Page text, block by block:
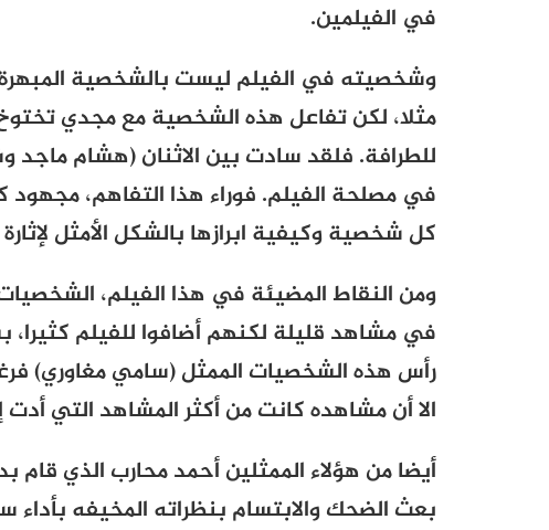
في الفيلمين.
وشخصيته في الفيلم ليست بالشخصية
مثلا، لكن تفاعل هذه الشخصية مع مجدي
للطرافة. فلقد سادت بين الاثنان (هشام ماجد
في مصلحة الفيلم. فوراء هذا التفاهم، مجهود
كل شخصية وكيفية ابرازها بالشكل الأمثل
ومن النقاط المضيئة في هذا الفيلم،
في مشاهد قليلة لكنهم أضافوا للفيلم
رأس هذه الشخصيات الممثل (سامي مغاوري)
الا أن مشاهده كانت من أكثر المشاهد التي
أيضا من هؤلاء الممثلين أحمد محارب الذي
بعث الضحك والابتسام بنظراته المخيفه